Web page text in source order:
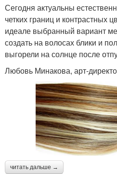
Сегодня актуальны
четких границ и контрастных
идеале выбранный вариант
создать на волосах блики и
выгорели на солнце после
Любовь Минакова, арт-
читать дальше →